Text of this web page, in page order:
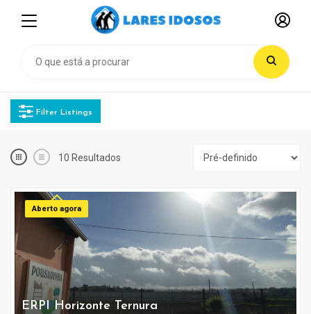
Filter Listings
10 Resultados
Aberto agora
ERPI Horizonte Ternura